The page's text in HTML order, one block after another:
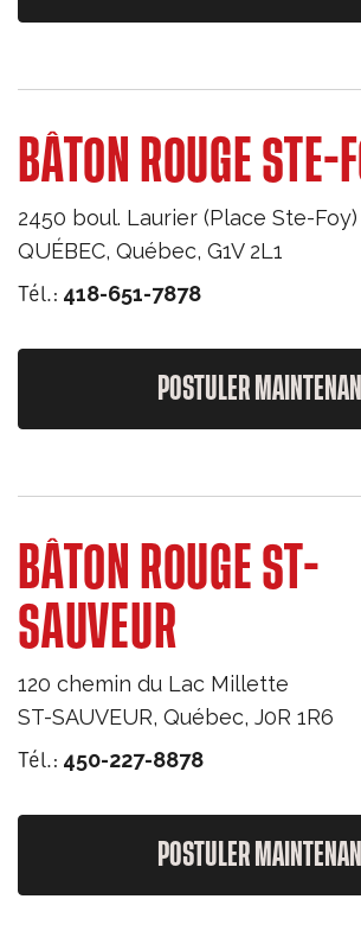
BÂTON ROUGE STE-
2450 boul. Laurier (Place Ste-Foy)
QUÉBEC, Québec, G1V 2L1
Tél.: 418-651-7878
POSTULER
BÂTON ROUGE ST-
SAUVEUR
120 chemin du Lac Millette
ST-SAUVEUR, Québec, J0R 1R6
Tél.: 450-227-8878
POSTULER